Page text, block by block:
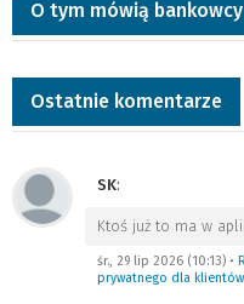
O tym mówią bankowcy
Ostatnie komentarze
SK:
Ktoś już to ma w
śr., 29 lip 2026 (10:13) •
prywatnego dla